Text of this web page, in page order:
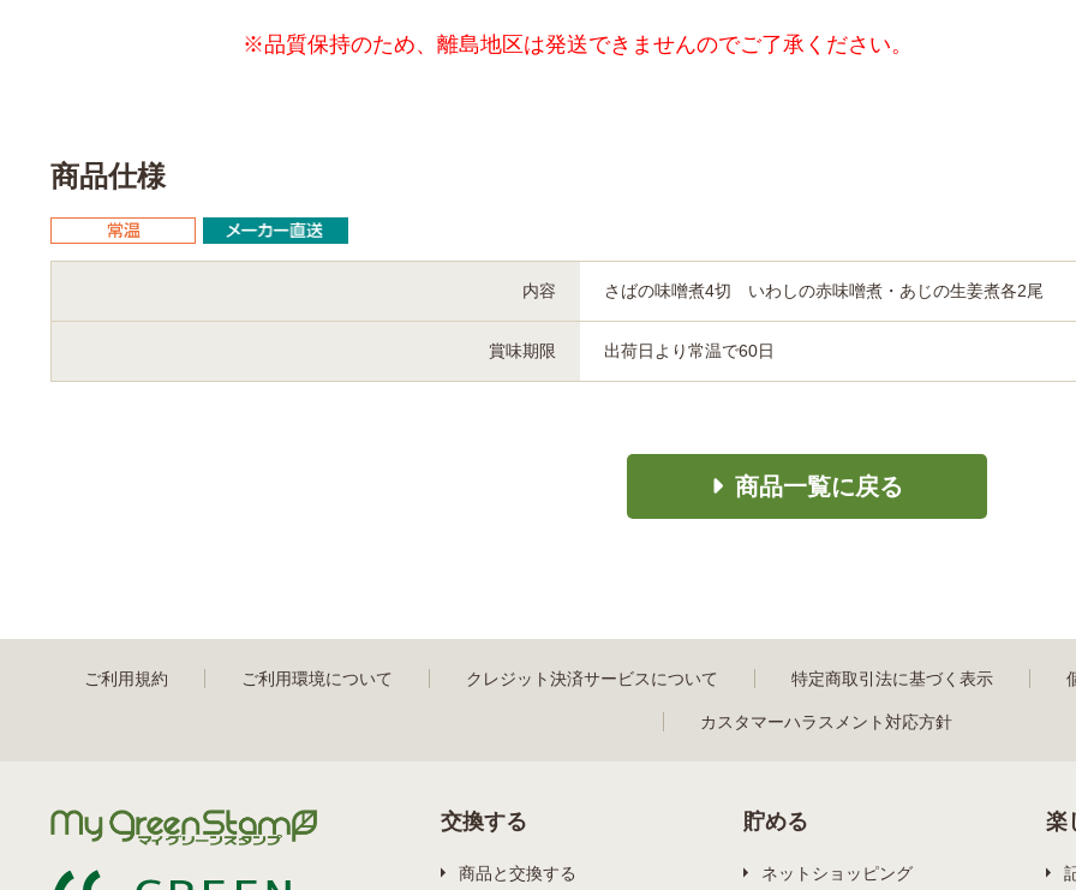
※品質保持のため、離島地区は発送できませんのでご了承ください。
商品仕様
内容 さばの味噌煮4切 いわしの赤味噌煮・あじの生姜煮各2尾
賞味期限 出荷日より常温で60日
商品一覧に戻る
ご利用規約 ご利用環境について クレジット決済サービスについて 特定商取引法に基づく表示
カスタマーハラスメント対応方針
交換する
商品と交換する
貯める
ネットショッピング
楽